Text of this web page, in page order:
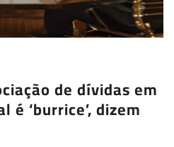
de dívidas em
‘burrice’, dizem